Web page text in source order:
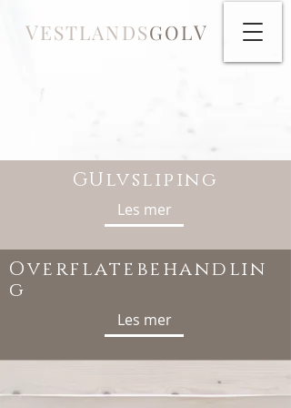
VESTLANDSGOLV
GUlvsliping
Les mer
Overflatebehandlin
g
Les mer